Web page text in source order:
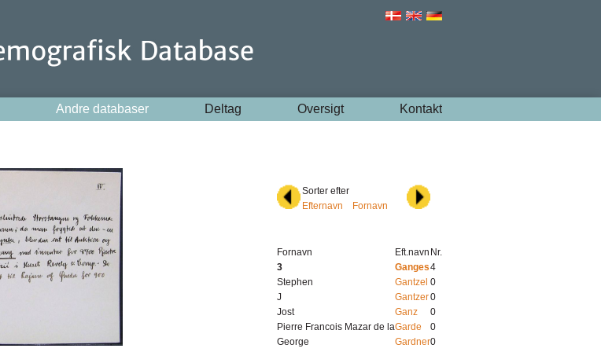
Andre databaser Deltag Oversigt Kontakt
Sorter efter
Efternavn
Fornavn
Fornavn Eft.navn Nr.
3
Ganges4
Stephen
Gantzel 0
J
Gantzer0
Jost
Ganz
0
Pierre Francois Mazar de laGarde
0
George
Gardner0